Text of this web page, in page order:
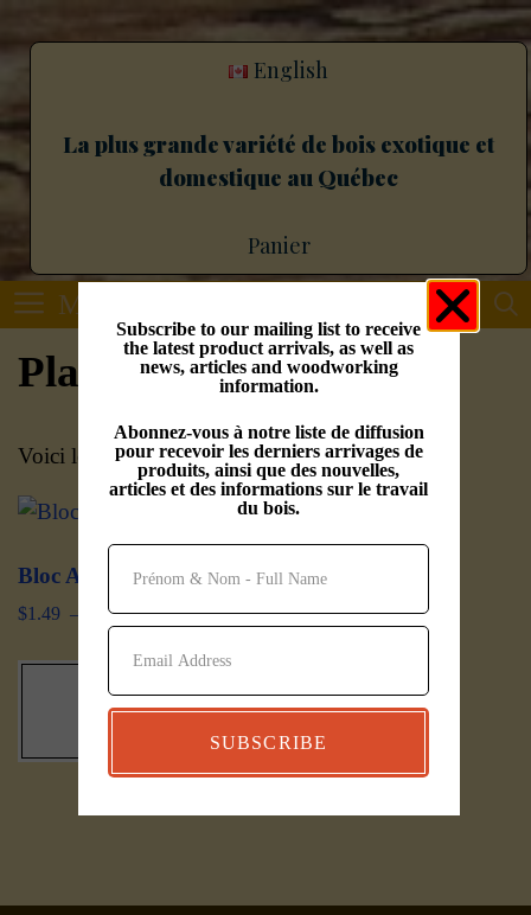
English
La plus grande variété de bois exotique et
domestique au Québec
Panier
Menu
Planchettes
Voici le seul résultat
Bloc Acajou brésilien
$1.49 – 7.99
Choix des
Subscribe to our mailing list to receive
the latest product arrivals, as well as
news, articles and woodworking
information.
Abonnez-vous à notre liste de diffusion
pour recevoir les derniers arrivages de
produits, ainsi que des nouvelles,
articles et des informations sur le travail
du bois.
SUBSCRIBE